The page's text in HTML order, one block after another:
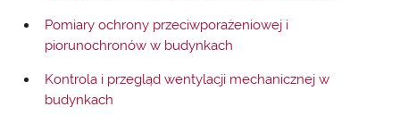
Pomiary ochrony przeciwporażeniowej i
piorunochronów w budynkach
Kontrola i przegląd wentylacji mechanicznej w
budynkach